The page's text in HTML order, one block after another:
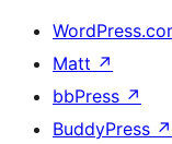
Matt ↗
bbPress ↗
BuddyPress ↗